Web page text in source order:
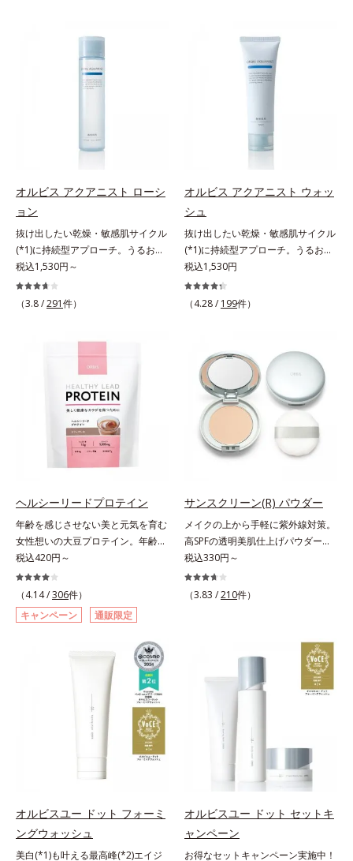
ナイト配合＝洗浄成分
シュが目安）ミストを塗布後、肌に
触れずに乾くまでそのままお待ちく
軽なお手入れで賢いケアを。ライフ
スタイルになじむ、若々しい印象(*)
作りのサポートをします。* 肌にハ
リを与え若々しい印象
望の敏感肌用保湿スキンケアライン
「オルビス アクアニスト」。乾燥
敏感スランプの原因にアプローチす
る持続型トリプルアミノ酸(*4)を配
異物として排出されにくく、肌にと
どまってうるおいを蓄えてくれま
す。刺激を受けやすくなった角層を
うるおいで満たし、脱・敏感肌を目
指します。無油分・無着色・無香
不使用(*5)・パラベンフリー、6つ
のフリー処方で徹底的に肌に寄り添
います。*1 乾燥と敏感をくり返す
こと*2 敏感肌対象連用テスト済
（すべての方のお肌に合うというこ
とではありません）*3 乾燥して敏
＝乾燥を防ぎ、うるおいに満ちた肌
へ導く保湿成分、植物由来アミノ酸
（エルゴチオネイン）配合＝肌を整
え、すこやかに保つ保湿成分、微生
物由来アミノ酸（エクトイン）配合
＝乱れた角層にうるおいを与え、肌
荒れを防ぐ保湿成分*5 ウォッシュ
高保湿タイプ（普通肌～超乾性肌）
オルビス アクアニスト ローシ
ョン
抜け出したい乾燥・敏感肌サイクル
(*1)に持続型アプローチ。うるおい
を追求した敏感肌用保湿スキンケア
(*2)。うるおいを逃し、刺激を受け
やすい角層の“乾燥敏感スランプ
「オルビス アクアニスト」。乾燥
敏感スランプの原因にアプローチす
る持続型トリプルアミノ酸(*4)を配
合。もともと体内にあるアミノ酸は
異物として排出されにくく、肌にと
どまってうるおいを蓄えてくれま
す。刺激を受けやすくなった角層を
指します。無油分・無着色・無香
不使用(*5)・パラベンフリー、6つ
のフリー処方で徹底的に肌に寄り添
います。*1 乾燥と敏感をくり返す
こと*2 敏感肌対象連用テスト済
（すべての方のお肌に合うというこ
とではありません）*3 乾燥して敏
アミノ酸（ポリグルタミン酸）配合
＝乾燥を防ぎ、うるおいに満ちた肌
へ導く保湿成分、植物由来アミノ酸
（エルゴチオネイン）配合＝肌を整
え、すこやかに保つ保湿成分、微生
物由来アミノ酸（エクトイン）配合
＝乱れた角層にうるおいを与え、肌
荒れを防ぐ保湿成分*5 ウォッシュ
を除くLM＝さっぱり高保湿タイプ
高保湿タイプ（普通肌～超乾性肌）
税込1,530円～
（3.8 /291件）
オルビス アクアニスト ウォッ
シュ
抜け出したい乾燥・敏感肌サイクル
(*1)に持続型アプローチ。うるおい
を追求した敏感肌用保湿スキンケア
(*2)。うるおいを逃し、刺激を受け
やすい角層の“乾燥敏感スランプ
望の敏感肌用保湿スキンケアライン
「オルビス アクアニスト」。乾燥
敏感スランプの原因にアプローチす
る持続型トリプルアミノ酸(*4)を配
合。もともと体内にあるアミノ酸は
異物として排出されにくく、肌にと
どまってうるおいを蓄えてくれま
指します。無油分・無着色・無香
リーで、徹底的に肌に寄り添いま
す。*1 乾燥と敏感をくり返すこと
*2 敏感肌対象連用テスト済（すべ
ての方のお肌に合うということでは
ありません）*3 乾燥して敏感に感
を防ぎ、うるおいに満ちた肌へ導く
保湿成分、植物由来アミノ酸（エル
ゴチオネイン）配合＝肌を整え、す
こやかに保つ保湿成分、微生物由来
た角層にうるおいを与え、肌荒れを
防ぐ保湿成分
税込1,530円
（4.28 / 199件）
ヘルシーリードプロテイン
年齢を感じさせない美と元気を育む
女性想いの大豆プロテイン。年齢を
感じさせない美と元気を育む、女性
想いの大豆プロテインです。1杯で
不足しがちなたんぱく質を補えま
す。大人女性の食習慣に基づき質と
量を考え、更年世代の女性に人気の
ある脂質が少ないソイプロテイン
（大豆由来の植物性たんぱく質）を
採用しました。吸収が穏やかで、腹
持ちがいいのもポイントです。体を
作る材料であるたんぱく質12g(*1)
をメインに、美を引き出すコラーゲ
ン5,000mgも配合。さらにリズムを
支える鉄分やビタミン6種(*2)、食
美を総合的に支えます。甘さ控えめ
のカフェオレ味、濃厚な抹茶味の2
味展開。プロテイン独特のにおいや
クセが少なく、水に溶けやすいの
税込420円～
（4.14 /306件）
キャンペーン
通販限定
サンスクリーン(R) パウダー
メイクの上から手軽に紫外線対策。
高SPFの透明美肌仕上げパウダー。
メイクの上から手を汚さずに紫外線
対策ができるUVカットパウダーで
す。“素肌のようななめらかな軽
ストタイプ。外出先でも、メイクの
上からササッとUVカットとお直し
が同時にできるお役立ちアイテムで
す。毛穴や色ムラをカバーしながら
秘密は「スムースヴェールパウダー
(*1)」にあります。7種の球状粉体
(*2)が凹凸を埋めて、肌に薄いヴェ
ールをかけるようにカバー。さらに
板状粉体が光を反射して、すっぴん
肌のようなナチュラルなツヤ感を演
出します。また、皮脂を吸着する
「あぶらとりパウダー(*3)」を配合
し、くずれ＆テカリを防いでサラサ
税込330円～
（3.83 /210件）
オルビスユー ドット フォーミ
ングウォッシュ
美白(*1)も叶える最高峰(*2)エイジ
オルビスユー ドット セットキ
ャンペーン
お得なセットキャンペーン実施中！